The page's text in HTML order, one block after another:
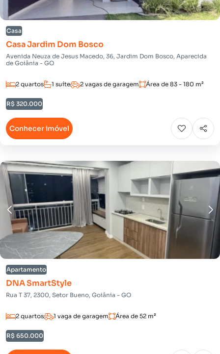
Casa
Casa Jardim Dom Bosco
Avenida Neuza de Jesus Macedo, 36, Jardim Dom Bosco, Aparecida
de Goiânia - GO
2 quartos 1 suíte 2 vagas de garagem Área de 83 - 180 m²
R$ 320.000
Conhecer imóvel
Apartamento
DNA SmartStyle
Rua T 37, 2300, Setor Bueno, Goiânia - GO
2 quartos 1 vaga de garagem Área de 52 m²
R$ 650.000